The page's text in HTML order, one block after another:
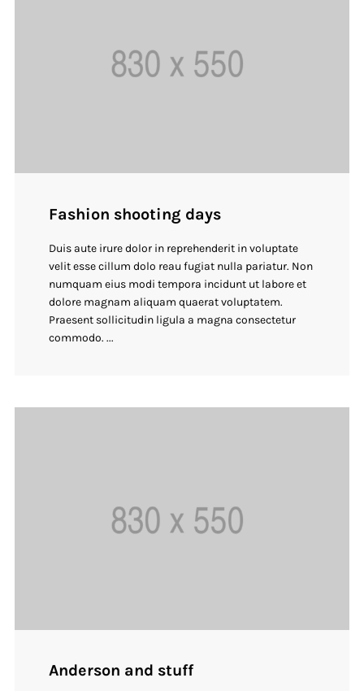
Fashion shooting days
Duis aute irure dolor in reprehenderit in voluptate
velit esse cillum dolo reau fugiat nulla pariatur. Non
numquam eius modi tempora incidunt ut labore et
dolore magnam aliquam quaerat voluptatem.
Praesent sollicitudin ligula a magna consectetur
commodo. ...
Anderson and stuff